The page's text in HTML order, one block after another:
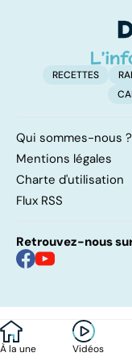
À la une Vidéos
RECETTES
Qui sommes-nous ?
Mentions légales
Charte d'utilisation
Flux RSS
Retrouvez-nous